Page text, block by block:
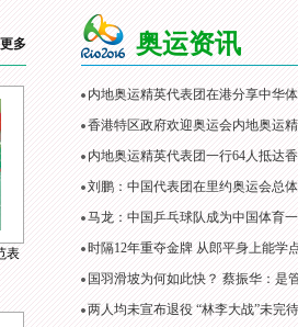
更多
表
奥运资讯
内地奥运精英代表团在港分享中华
香港特区政府欢迎奥运会内地奥运
内地奥运精英代表团一行64人抵达
刘鹏：中国代表团在里约奥运会总
马龙：中国乒乓球队成为中国体育
时隔12年重夺金牌 从郎平身上能学
国羽滑坡为何如此快？ 蔡振华：是
两人均未宣布退役 “林李大战”未完